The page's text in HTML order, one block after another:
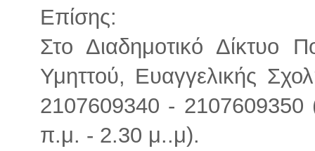
Επίσης:
Στο Διαδημοτικό Δίκτυο
Υμηττού, Ευαγγελικής
2107609340 -
π.μ. - 2.30 μ..μ).